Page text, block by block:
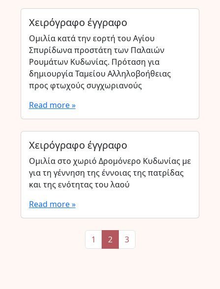
Χειρόγραφο έγγραφο
Ομιλία κατά την εορτή του Αγίου
Σπυρίδωνα προστάτη των Παλαιών
Ρουμάτων Κυδωνίας. Πρόταση για
δημιουργία Ταμείου Αλληλοβοήθειας
προς φτωχούς συγχωριανούς
Read more »
Χειρόγραφο έγγραφο
Ομιλία στο χωριό Δρομόνερο Κυδωνίας με
για τη γέννηση της έννοιας της πατρίδας
και της ενότητας του λαού
Read more »
Page
1 Current Page
2 Page
3